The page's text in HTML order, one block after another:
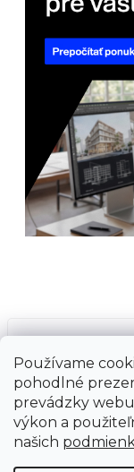
Používame
pohodlné
prevádzky
výkon a
našich